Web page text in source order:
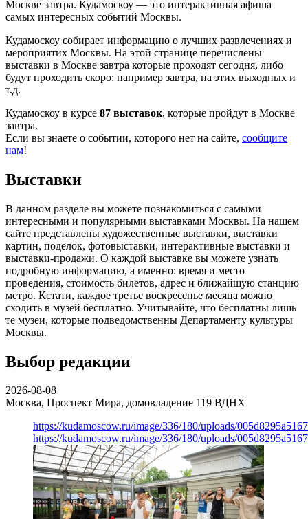
Москве завтра. Кудамоскоу — это интерактивная афиша
самых интересных событий Москвы.
Кудамоскоу собирает информацию о лучших развлечениях и
мероприятих Москвы. На этой странице перечислены
выставки в Москве завтра которые проходят сегодня, либо
будут проходить скоро: например завтра, на этих выходных и
т.д.
Кудамоскоу в курсе 87 выставок, которые пройдут в Москве
завтра.
Если вы знаете о событии, которого нет на сайте, сообщите
нам!
Выставки
В данном разделе вы можете познакомиться с самыми
интересными и популярными выставками Москвы. На нашем
сайте представлены художественные выставки, выставки
картин, поделок, фотовыставки, интерактивные выставки и
выставки-продажи. О каждой выставке вы можете узнать
подробную информацию, а именно: время и место
проведения, стоимость билетов, адрес и ближайшую станцию
метро. Кстати, каждое третье воскресенье месяца можно
сходить в музей бесплатно. Учитывайте, что бесплатны лишь
те музеи, которые подведомственны Департаменту культуры
Москвы.
Выбор редакции
2026-08-08
Москва, Проспект Мира, домовладение 119 ВДНХ
https://kudamoscow.ru/image/336/180/uploads/
https://kudamoscow.ru/image/336/180/uploads/